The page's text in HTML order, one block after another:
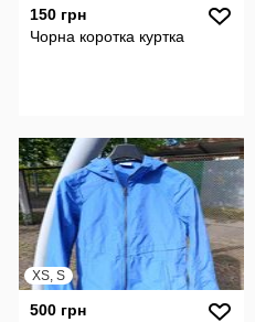
150 грн
Чорна коротка куртка
XS, S
500 грн